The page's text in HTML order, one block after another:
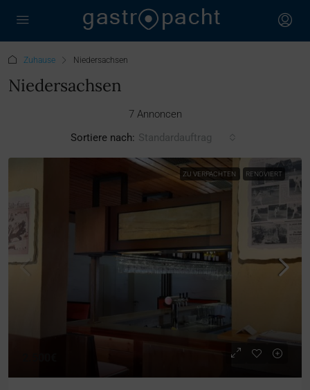
Zuhause Niedersachsen
Niedersachsen
7 Annoncen
Sortiere nach: Standardauftrag
ZU VERPACHTEN RENOVIERT